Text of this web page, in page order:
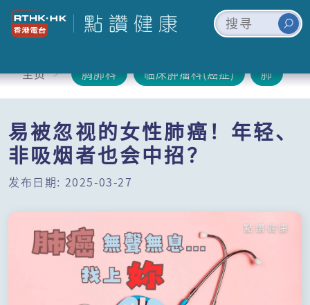
主页 胸肺科 临床肿瘤科(癌症) 肺
易被忽视的女性肺癌！年轻、
非吸烟者也会中招？
发布日期: 2025-03-27